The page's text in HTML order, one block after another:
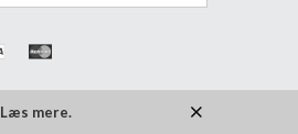
Læs mere.